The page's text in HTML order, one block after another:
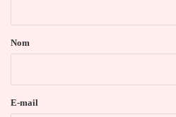
a
e
Nom
E-mail